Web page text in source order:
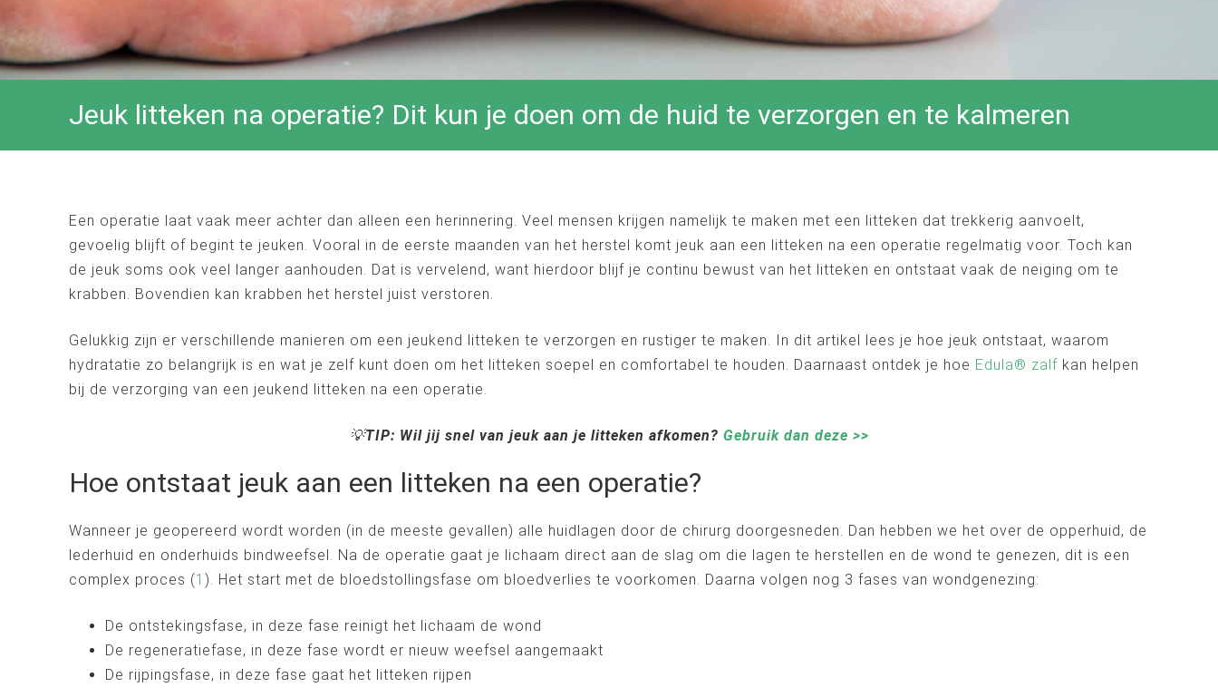
Jeuk litteken na operatie? Dit kun je doen om de huid te verzorgen en te kalmeren
Een operatie laat vaak meer achter dan alleen een herinnering. Veel mensen krijgen namelijk te maken met een litteken dat trekkerig aanvoelt,
gevoelig blijft of begint te jeuken. Vooral in de eerste maanden van het herstel komt jeuk aan een litteken na een operatie regelmatig voor. Toch kan
de jeuk soms ook veel langer aanhouden. Dat is vervelend, want hierdoor blijf je continu bewust van het litteken en ontstaat vaak de neiging om te
krabben. Bovendien kan krabben het herstel juist verstoren.
Gelukkig zijn er verschillende manieren om een jeukend litteken te verzorgen en rustiger te maken. In dit artikel lees je hoe jeuk ontstaat, waarom
hydratatie zo belangrijk is en wat je zelf kunt doen om het litteken soepel en comfortabel te houden. Daarnaast ontdek je hoe Edula® zalf kan helpen
bij de verzorging van een jeukend litteken na een operatie.
💡TIP: Wil jij snel van jeuk aan je litteken afkomen? Gebruik dan deze >>
Hoe ontstaat jeuk aan een litteken na een operatie?
Wanneer je geopereerd wordt worden (in de meeste gevallen) alle huidlagen door de chirurg doorgesneden. Dan hebben we het over de opperhuid, de
lederhuid en onderhuids bindweefsel. Na de operatie gaat je lichaam direct aan de slag om die lagen te herstellen en de wond te genezen, dit is een
complex proces (1 ). Het start met de bloedstollingsfase om bloedverlies te voorkomen. Daarna volgen nog 3 fases van wondgenezing:
De ontstekingsfase, in deze fase reinigt het lichaam de wond
De regeneratiefase, in deze fase wordt er nieuw weefsel aangemaakt
De rijpingsfase, in deze fase gaat het litteken rijpen